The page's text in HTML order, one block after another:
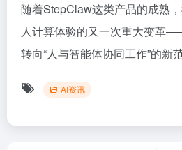
随着StepClaw这类产品的成熟
人计算体验的又一次重大变革
转向“人与智能体协同工作”的新范
AI资讯